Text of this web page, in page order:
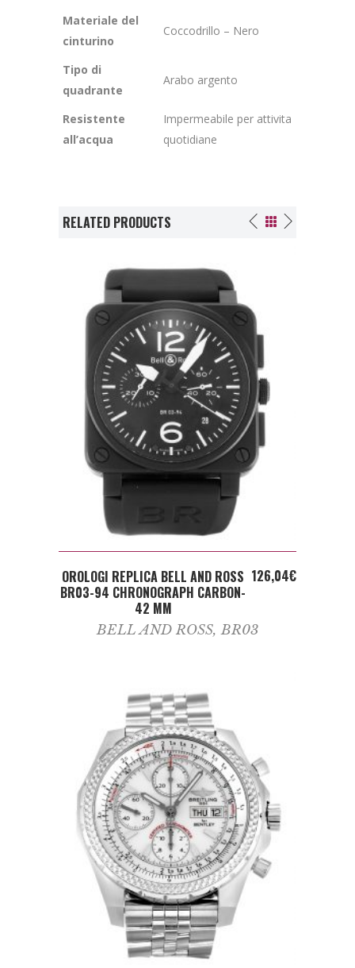
Materiale del
cinturino
Coccodrillo – Nero
Tipo di
quadrante
Arabo argento
Resistente
all’acqua
Impermeabile per attivita
quotidiane
RELATED PRODUCTS
ADD TO CART
OROLOGI REPLICA BELL AND ROSS
BR03-94 CHRONOGRAPH CARBON-
42 MM
126,04€
BELL AND ROSS,BR03